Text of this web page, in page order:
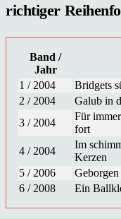
richtiger
Band /
Jahr
1 / 2004
Bridgets
2 / 2004
Galub in
3 / 2004
Für
fort
4 / 2004
Im
Kerzen
5 / 2006
6 / 2008
Ein